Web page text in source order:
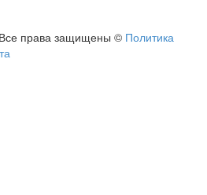
права защищены © Политика